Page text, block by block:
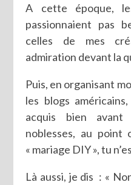
A cette époque,
passionnaient pas
celles de mes
admiration devant la
Puis, en organisant
les blogs
acquis bien
noblesses, au
« mariage DIY », tu
Là aussi, je dis : «